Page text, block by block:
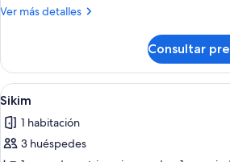
Ver más detalles
Más
Consultar
Abrir
todas
las
fotos
Un
5
Sikim
1 habitación
3 huéspedes